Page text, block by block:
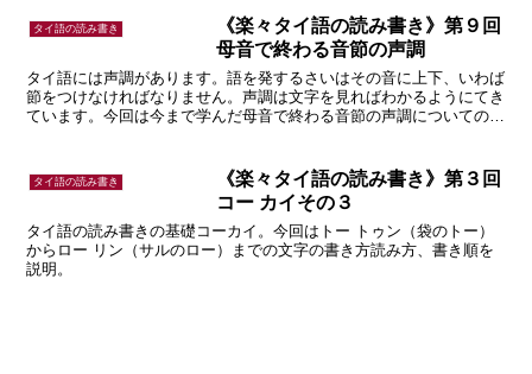
タイ語の読み書き
《楽々タイ語の読み書き》第９回
母音で終わる音節の声調
タイ語には声調があります。語を発するさいはその音に上下、いわば
節をつけなければなりません。声調は文字を見ればわかるようにてき
ています。今回は今まで学んだ母音で終わる音節の声調についての話
タイ語の読み書き
《楽々タイ語の読み書き》第３回
コー カイその３
タイ語の読み書きの基礎コーカイ。今回はトー トゥン（袋のトー）
からロー リン（サルのロー）までの文字の書き方読み方、書き順を
説明。